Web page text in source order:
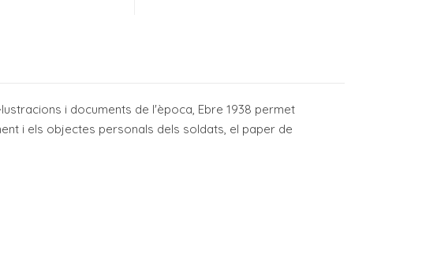
i documents de l'època, Ebre 1938 permet
i els objectes personals dels soldats, el paper de